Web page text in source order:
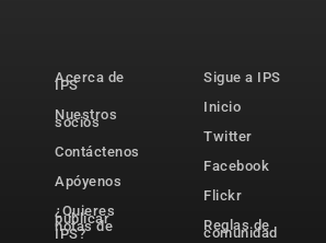
Acerca de
IPS
Nuestros
socios
Contáctenos
Apóyenos
¿Quieres
publicar
notas de
IPS?
Sigue a IPS
Inicio
Twitter
Facebook
Flickr
Reglas de
comunidad